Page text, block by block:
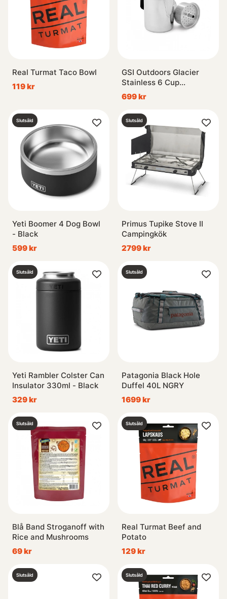
Real Turmat Taco Bowl
119 kr
GSI Outdoors Glacier
Stainless 6 Cup
Percolator
699 kr
Slutsåld
Yeti Boomer 4 Dog Bowl
- Black
599 kr
Slutsåld
Primus Tupike Stove II
Campingkök
2799 kr
Slutsåld
Yeti Rambler Colster Can
Insulator 330ml - Black
329 kr
Slutsåld
Patagonia Black Hole
Duffel 40L NGRY
1699 kr
Slutsåld
Blå Band Stroganoff with
Rice and Mushrooms
69 kr
Slutsåld
Real Turmat Beef and
Potato
129 kr
Slutsåld Slutsåld